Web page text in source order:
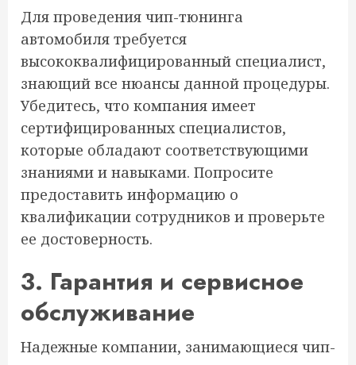
Для проведения чип-тюнинга
автомобиля требуется
высококвалифицированный специалист,
знающий все нюансы данной процедуры.
Убедитесь, что компания имеет
сертифицированных специалистов,
которые обладают соответствующими
знаниями и навыками. Попросите
предоставить информацию о
квалификации сотрудников и проверьте
ее достоверность.
3. Гарантия и сервисное
обслуживание
Надежные компании, занимающиеся чип-